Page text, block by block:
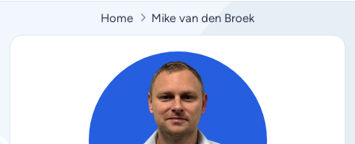
Home Mike van den Broek